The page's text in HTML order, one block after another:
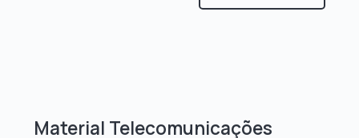
Material Telecomunicações